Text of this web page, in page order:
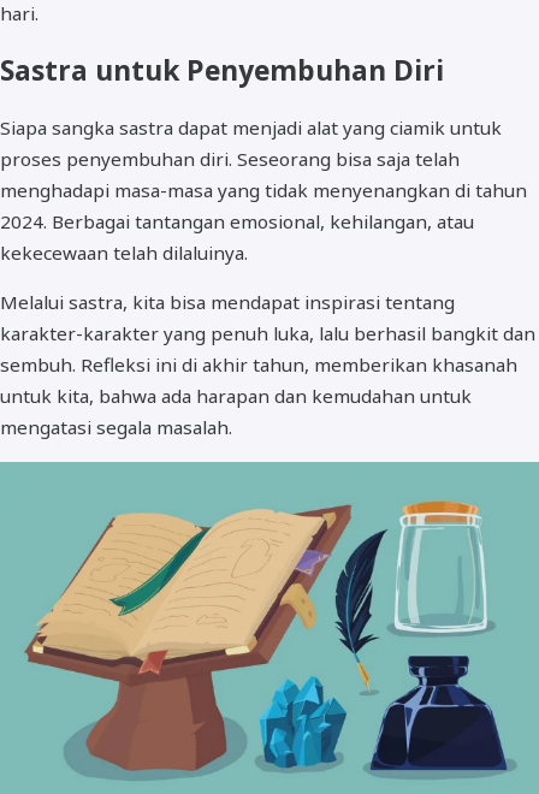
hari.
Sastra untuk Penyembuhan Diri
Siapa sangka sastra dapat menjadi alat yang ciamik untuk
proses penyembuhan diri. Seseorang bisa saja telah
menghadapi masa-masa yang tidak menyenangkan di tahun
2024. Berbagai tantangan emosional, kehilangan, atau
kekecewaan telah dilaluinya.
Melalui sastra, kita bisa mendapat inspirasi tentang
karakter-karakter yang penuh luka, lalu berhasil bangkit dan
sembuh. Refleksi ini di akhir tahun, memberikan khasanah
untuk kita, bahwa ada harapan dan kemudahan untuk
mengatasi segala masalah.